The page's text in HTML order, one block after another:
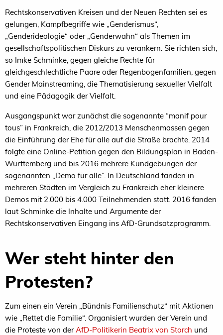
Rechtskonservativen Kreisen und der Neuen Rechten sei es
gelungen, Kampfbegriffe wie „Genderismus“,
„Genderideologie“ oder „Genderwahn“ als Themen im
gesellschaftspolitischen Diskurs zu verankern. Sie richten sich,
so Imke Schminke, gegen gleiche Rechte für
gleichgeschlechtliche Paare oder Regenbogenfamilien, gegen
Gender Mainstreaming, die Thematisierung sexueller Vielfalt
und eine Pädagogik der Vielfalt.
Ausgangspunkt war zunächst die sogenannte “manif pour
tous” in Frankreich, die 2012/2013 Menschenmassen gegen
die Einführung der Ehe für alle auf die Straße brachte. 2014
folgte eine Online-Petition gegen den Bildungsplan in Baden-
Württemberg und bis 2016 mehrere Kundgebungen der
sogenannten „Demo für alle“. In Deutschland fanden in
mehreren Städten im Vergleich zu Frankreich eher kleinere
Demos mit 2.000 bis 4.000 Teilnehmenden statt. 2016 fanden
laut Schminke die Inhalte und Argumente der
Rechtskonservativen Eingang ins AfD-Grundsatzprogramm.
Wer steht hinter den
Protesten?
Zum einen ein Verein „Bündnis Familienschutz“ mit Aktionen
wie „Rettet die Familie“. Organisiert wurden der Verein und
die Proteste von derAfD-Politikerin Beatrix von Storch und